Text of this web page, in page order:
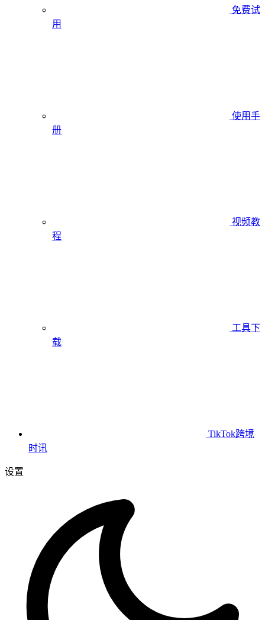
免费试
用
使用手
册
视频教
程
工具下
载
TikTok跨境
时讯
设置